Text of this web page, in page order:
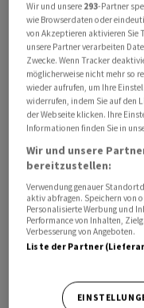
Das Bonussystem bei
werden, dass mehr
berichtete «Bild»
Vergütung ab 2027
gekoppelt werden,
Einsparungen
Bewertungssystem
Zahl der
Statt weltweit
dann nur noch ‌16.000
Für kommende
Aufsichtsratssitzung
steht. ​Die
Wir und unsere 293-Partner
wie Browserdaten oder
von Akzeptieren aktivieren Sie
unsere Partner verarbeiten
Zwecke. Wenn Tracker
möglicherweise nicht mehr so
wieder aufrufen, um Ihre
widerrufen, indem Sie auf den
der Webseite klicken. Ihre
Informationen finden Sie in
Wir und unsere
bereitzustellen:
Verwendung genauer
aktiv abfragen. Speichern von
Personalisierte Werbung und
Performance von Inhalten,
Verbesserung von Angeboten.
Liste der Partner